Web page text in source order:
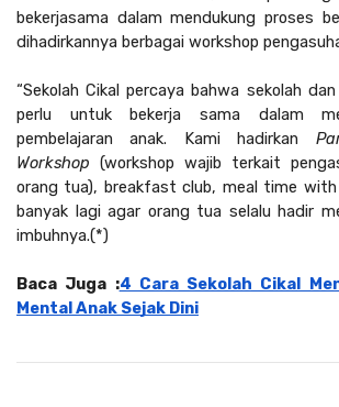
bekerjasama dalam mendukung proses
dihadirkannya berbagai workshop
“Sekolah Cikal percaya bahwa sekolah
perlu untuk bekerja sama dalam
pembelajaran anak. Kami hadirkan
Workshop (workshop wajib terkait
orang tua), breakfast club, meal time
banyak lagi agar orang tua selalu hadir
imbuhnya.(*)
Baca Juga :4 Cara Sekolah Cikal
Mental Anak Sejak Dini